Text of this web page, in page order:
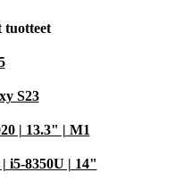
tuotteet
S23
| 13.3" | M1
i5-8350U | 14"